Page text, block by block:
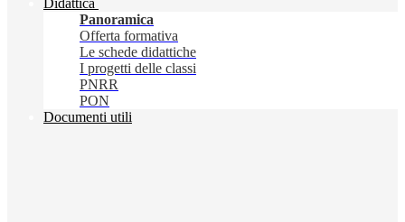
Didattica
Panoramica
Offerta formativa
Le schede didattiche
I progetti delle classi
PNRR
PON
Documenti utili